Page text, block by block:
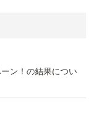
ン！の結果につい